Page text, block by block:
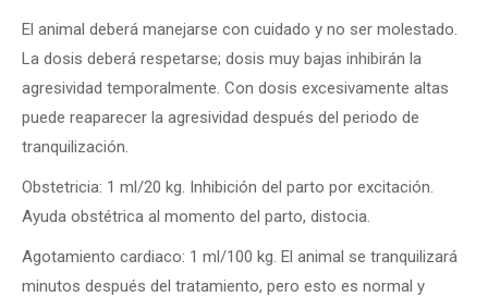
El animal deberá manejarse con cuidado y no ser molestado.
La dosis deberá respetarse; dosis muy bajas inhibirán la
agresividad temporalmente. Con dosis excesivamente altas
puede reaparecer la agresividad después del periodo de
tranquilización.
Obstetricia: 1 ml/20 kg. Inhibición del parto por excitación.
Ayuda obstétrica al momento del parto, distocia.
Agotamiento cardiaco: 1 ml/100 kg. El animal se tranquilizará
minutos después del tratamiento, pero esto es normal y